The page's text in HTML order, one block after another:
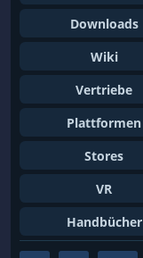
Downloads
Wiki
Vertriebe
Plattformen
Stores
VR
Handbücher